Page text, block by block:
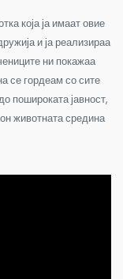
која ја имаат овие
и ја реализираа
ни покажаа
се гордеам со сите
пошироката јавност,
животната средина